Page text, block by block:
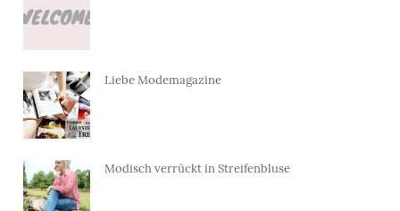
Liebe Modemagazine
Modisch verrückt in Streifenbluse